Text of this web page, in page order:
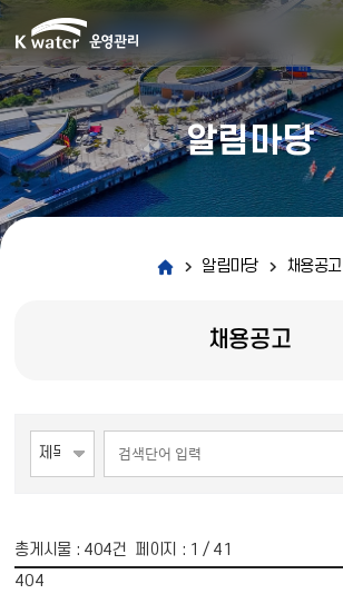
알림마당
알림마당 채용공고
채용공고
총게시물 : 404건 페이지 : 1 / 41
404